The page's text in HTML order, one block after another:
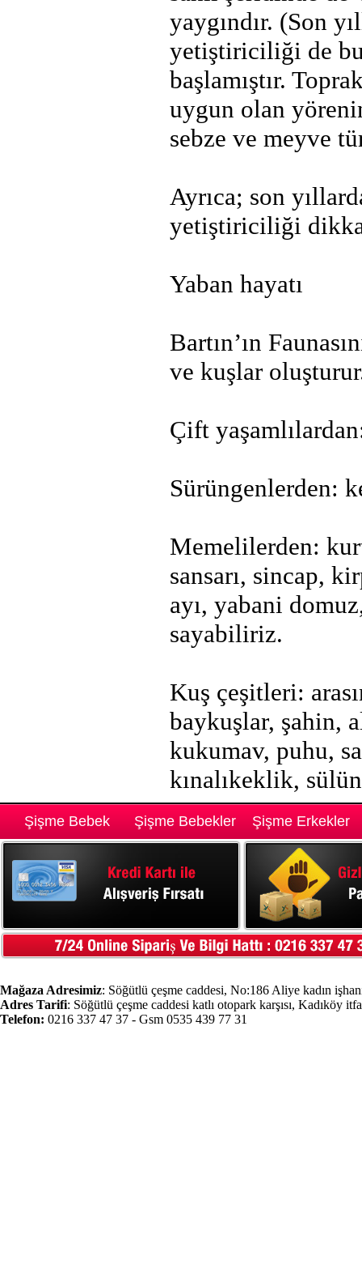
yaygındır. (Son
yetiştiriciliği de
başlamıştır.
uygun olan
sebze ve meyve
Ayrıca; son
yetiştiriciliği
Yaban hayatı
Bartın’ın
ve kuşlar
Çift
Sürüngenlerden:
Memelilerden:
sansarı, sincap,
ayı, yabani
sayabiliriz.
Kuş çeşitleri:
baykuşlar, şahin,
kukumav, puhu,
kınalıkeklik,
Şişme Bebek Şişme Bebekler Şişme Erkekler
Mağaza Adresimiz: Söğütlü çeşme caddesi, No:186 Aliye kadın
Adres Tarifi: Söğütlü çeşme caddesi katlı otopark karşısı, Kadıköy
Telefon: 0216 337 47 37 - Gsm 0535 439 77 31